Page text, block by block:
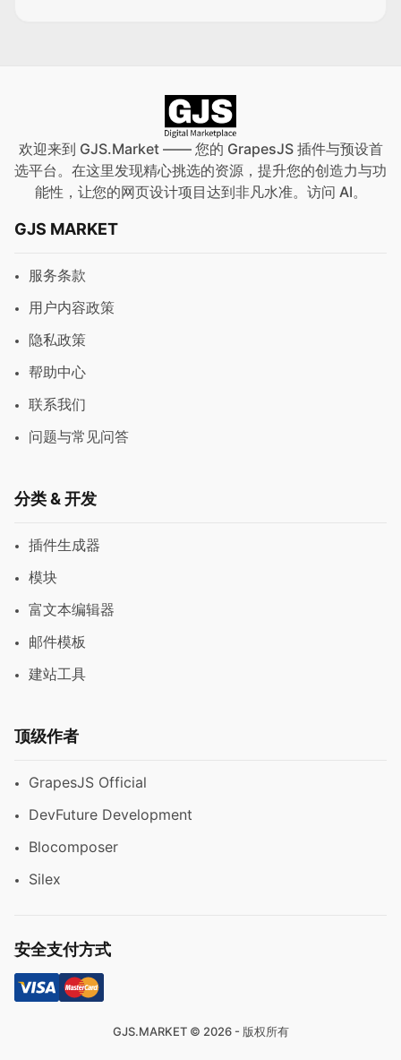
欢迎来到 GJS.Market —— 您的 GrapesJS 插件与预设首
选平台。在这里发现精心挑选的资源，提升您的创造力与功
能性，让您的网页设计项目达到非凡水准。访问 AI。
GJS MARKET
服务条款
用户内容政策
隐私政策
帮助中心
联系我们
问题与常见问答
分类 & 开发
插件生成器
模块
富文本编辑器
邮件模板
建站工具
顶级作者
GrapesJS Official
DevFuture Development
Blocomposer
Silex
安全支付方式
GJS.MARKET © 2026 - 版权所有